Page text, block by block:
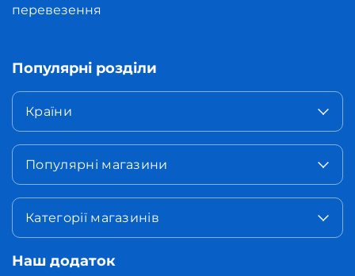
перевезення
Популярні розділи
Країни
Популярні магазини
Категорії магазинів
Наш додаток